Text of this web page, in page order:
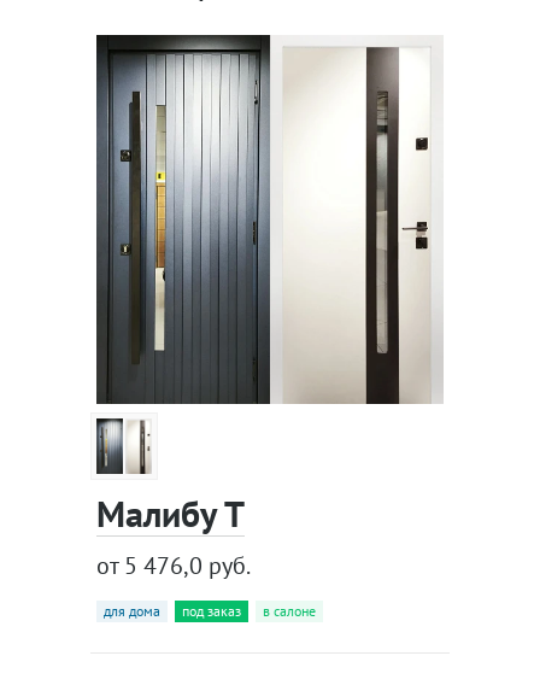
Малибу Т
от 5 476,0 руб.
для дома под заказ в салоне